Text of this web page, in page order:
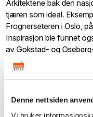
Denne nettsiden
Vi bruker
Arkitektene bak den
tjæren som ideal.
Frognerseteren i Oslo,
Inspirasjon ble funnet
av Gokstad- og
Hyttedrømmen
hyttedrøm. De visste
selv, men trodde det